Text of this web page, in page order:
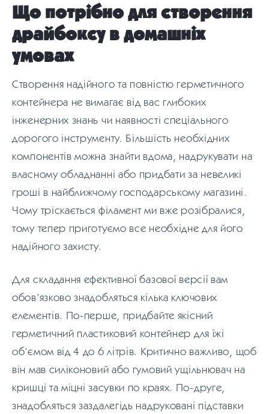
Що потрібно для створення
драйбоксу в домашніх
умовах
Створення надійного та повністю герметичного
контейнера не вимагає від вас глибоких
інженерних знань чи наявності спеціального
дорогого інструменту. Більшість необхідних
компонентів можна знайти вдома, надрукувати на
власному обладнанні або придбати за невеликі
гроші в найближчому господарському магазині.
Чому тріскається філамент ми вже розібралися,
тому тепер приготуємо все необхідне для його
надійного захисту.
Для складання ефективної базової версії вам
обов’язково знадобляться кілька ключових
елементів. По-перше, придбайте якісний
герметичний пластиковий контейнер для їжі
об’ємом від 4 до 6 літрів. Критично важливо, щоб
він мав силіконовий або гумовий ущільнювач на
кришці та міцні засувки по краях. По-друге,
знадобляться заздалегідь надруковані підставки